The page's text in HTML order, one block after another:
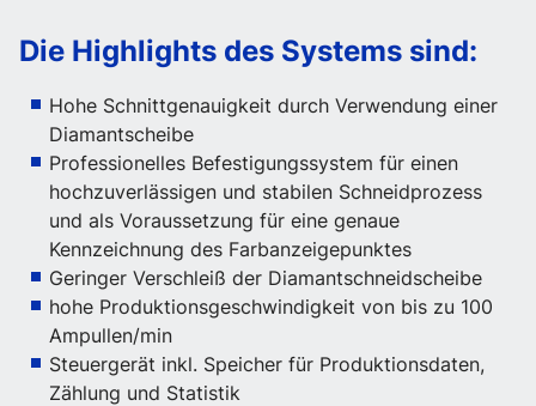
Die Highlights des Systems sind:
Hohe Schnittgenauigkeit durch Verwendung einer
Diamantscheibe
Professionelles Befestigungssystem für einen
hochzuverlässigen und stabilen Schneidprozess
und als Voraussetzung für eine genaue
Kennzeichnung des Farbanzeigepunktes
Geringer Verschleiß der Diamantschneidscheibe
hohe Produktionsgeschwindigkeit von bis zu 100
Ampullen/min
Steuergerät inkl. Speicher für Produktionsdaten,
Zählung und Statistik